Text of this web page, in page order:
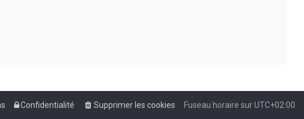
Fuseau horaire surUTC+02:00
Supprimer les cookies
Confidentialité